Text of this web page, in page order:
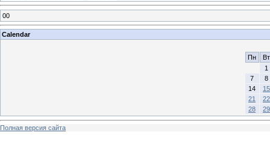
00
Calendar
Пн
Вт
1
7
8
14
15
21
22
28
29
Полная версия сайта